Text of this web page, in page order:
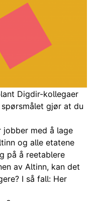
Digdir-kollegaer
gjør at du
jobber med å lage
og alle etatene
på å reetablere
av Altinn, kan det
I så fall: Her